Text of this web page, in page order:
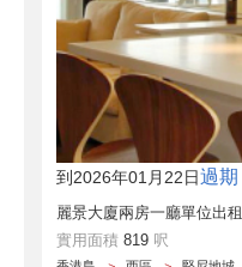
到2026年01月22日過期
麗景大廈兩房一廳單位出租
實用面積 819 呎